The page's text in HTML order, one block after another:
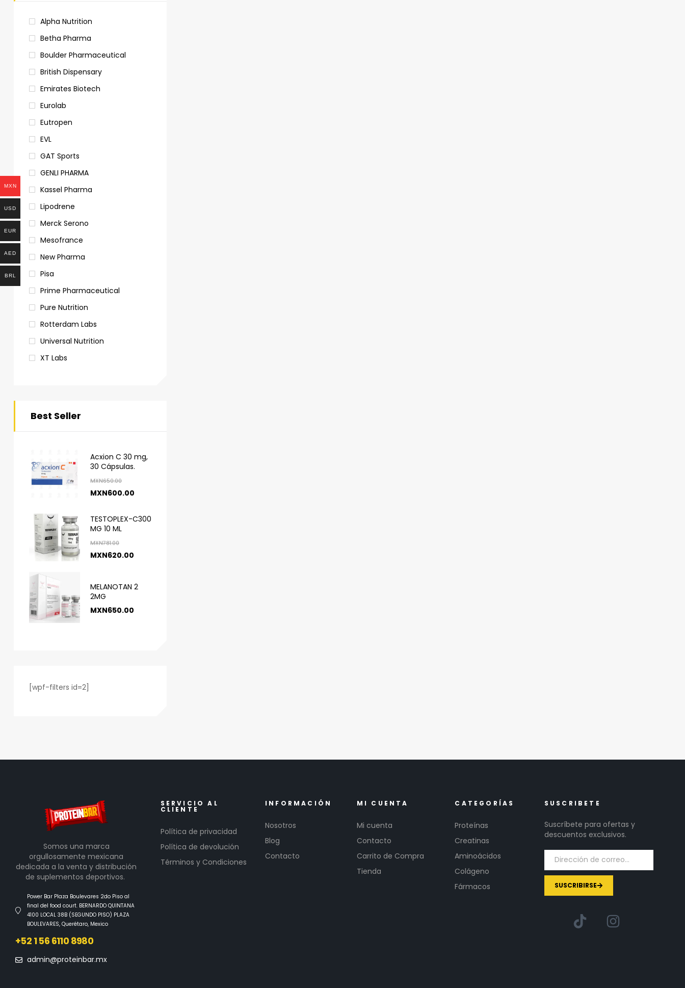
Alpha Nutrition
Betha Pharma
Boulder Pharmaceutical
British Dispensary
Emirates Biotech
Eurolab
Eutropen
EVL
GAT Sports
GENLI PHARMA
Kassel Pharma
Lipodrene
Merck Serono
Mesofrance
New Pharma
Pisa
Prime Pharmaceutical
Pure Nutrition
Rotterdam Labs
Universal Nutrition
XT Labs
Best Seller
Acxion C 30 mg,
30 Cápsulas.
MXN650.00
MXN600.00
TESTOPLEX-C300
MG 10 ML
MXN781.00
MXN620.00
MELANOTAN 2
2MG
MXN650.00
[wpf-filters id=2]
Somos una marca
orgullosamente mexicana
dedicada a la venta y distribución
de suplementos deportivos.
Power Bar Plaza Boulevares 2do Piso al
final del food court. BERNARDO QUINTANA
4100 LOCAL 38B (SEGUNDO PISO) PLAZA
BOULEVARES, Querétaro, Mexico
+52 1 56 6110 8980
admin@proteinbar.mx
SERVICIO AL
CLIENTE
Política de privacidad
Política de devolución
Términos y Condiciones
INFORMACIÓN
Nosotros
Blog
Contacto
MI CUENTA
Mi cuenta
Contacto
Carrito de Compra
Tienda
CATEGORÍAS
Proteínas
Creatinas
Aminoácidos
Colágeno
Fármacos
SUSCRIBETE
Suscríbete para ofertas y
descuentos exclusivos.
SUSCRIBIRSE
MXN
USD
EUR
AED
BRL